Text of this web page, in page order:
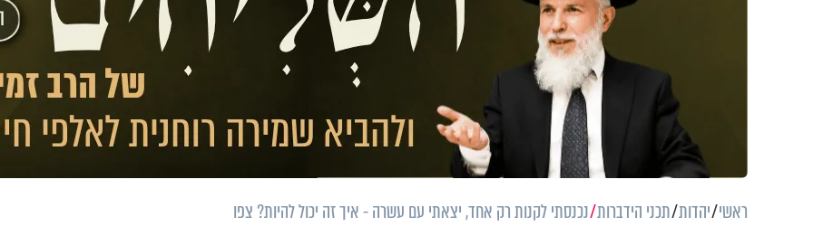
ראשי יהדות תכני הידברות נכנסתי לקנות רק אחד, יצאתי עם עשרה - איך זה יכול להיות? צפו